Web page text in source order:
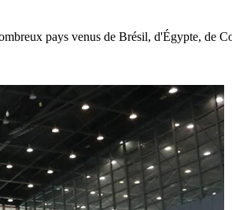
pays venus de Brésil, d'Égypte, de